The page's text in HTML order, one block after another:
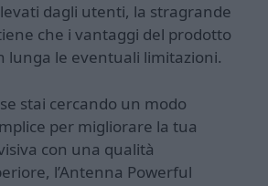
dagli utenti, la stragrande
che i vantaggi del prodotto
lunga le eventuali limitazioni.
stai cercando un modo
per migliorare la tua
con una qualità
l’Antenna Powerful